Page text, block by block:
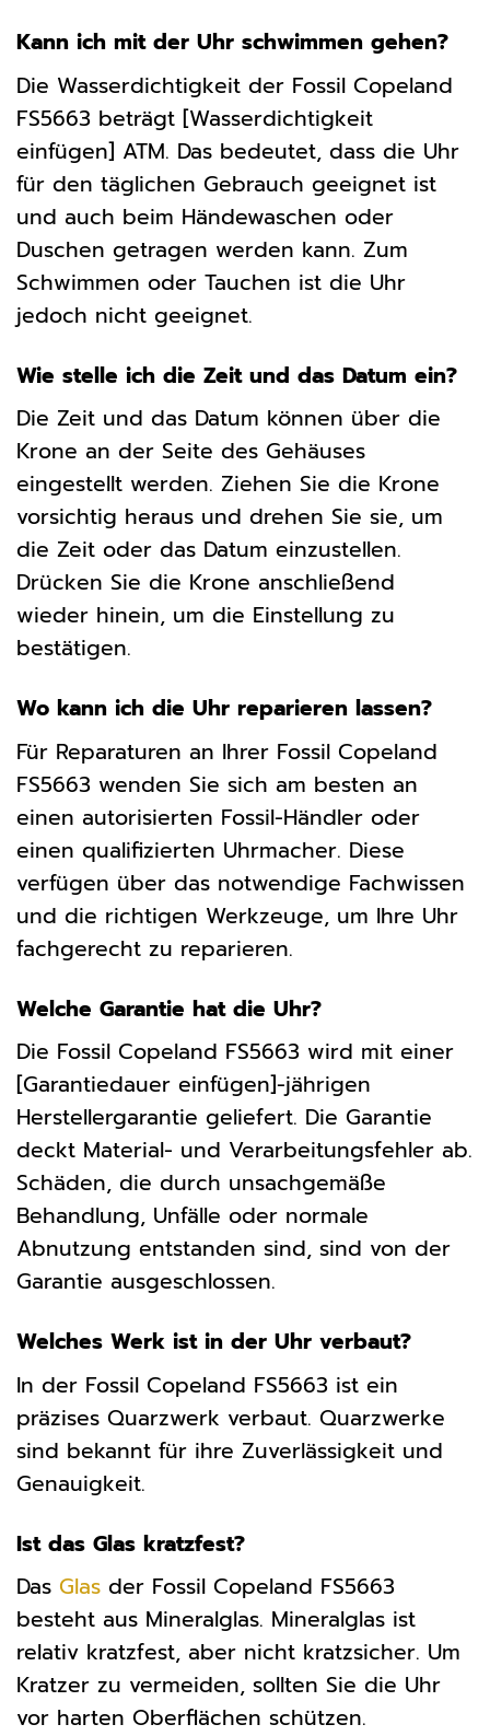
Kann ich mit der Uhr schwimmen gehen?
Die Wasserdichtigkeit der Fossil Copeland
FS5663 beträgt [Wasserdichtigkeit
einfügen] ATM. Das bedeutet, dass die Uhr
für den täglichen Gebrauch geeignet ist
und auch beim Händewaschen oder
Duschen getragen werden kann. Zum
Schwimmen oder Tauchen ist die Uhr
jedoch nicht geeignet.
Wie stelle ich die Zeit und das Datum ein?
Die Zeit und das Datum können über die
Krone an der Seite des Gehäuses
eingestellt werden. Ziehen Sie die Krone
vorsichtig heraus und drehen Sie sie, um
die Zeit oder das Datum einzustellen.
Drücken Sie die Krone anschließend
wieder hinein, um die Einstellung zu
bestätigen.
Wo kann ich die Uhr reparieren lassen?
Für Reparaturen an Ihrer Fossil Copeland
FS5663 wenden Sie sich am besten an
einen autorisierten Fossil-Händler oder
einen qualifizierten Uhrmacher. Diese
verfügen über das notwendige Fachwissen
und die richtigen Werkzeuge, um Ihre Uhr
fachgerecht zu reparieren.
Welche Garantie hat die Uhr?
Die Fossil Copeland FS5663 wird mit einer
[Garantiedauer einfügen]-jährigen
Herstellergarantie geliefert. Die Garantie
deckt Material- und Verarbeitungsfehler ab.
Schäden, die durch unsachgemäße
Behandlung, Unfälle oder normale
Abnutzung entstanden sind, sind von der
Garantie ausgeschlossen.
Welches Werk ist in der Uhr verbaut?
In der Fossil Copeland FS5663 ist ein
präzises Quarzwerk verbaut. Quarzwerke
sind bekannt für ihre Zuverlässigkeit und
Genauigkeit.
Ist das Glas kratzfest?
Das Glas der Fossil Copeland FS5663
besteht aus Mineralglas. Mineralglas ist
relativ kratzfest, aber nicht kratzsicher. Um
Kratzer zu vermeiden, sollten Sie die Uhr
vor harten Oberflächen schützen.